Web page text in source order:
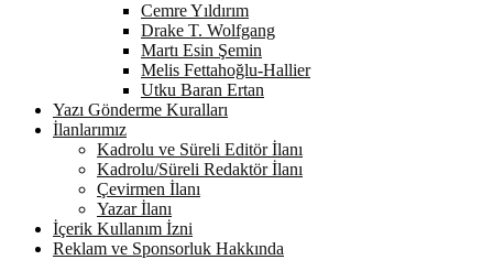
Cemre Yıldırım
Drake T. Wolfgang
Martı Esin Şemin
Melis Fettahoğlu-Hallier
Utku Baran Ertan
Yazı Gönderme Kuralları
İlanlarımız
Kadrolu ve Süreli Editör İlanı
Kadrolu/Süreli Redaktör İlanı
Çevirmen İlanı
Yazar İlanı
İçerik Kullanım İzni
Reklam ve Sponsorluk Hakkında